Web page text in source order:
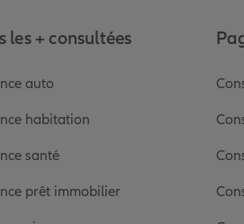
les + consultées
auto
habitation
santé
prêt immobilier